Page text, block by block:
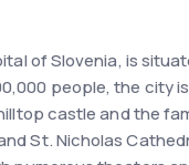
of Slovenia, is
people, the city
castle and the
St. Nicholas